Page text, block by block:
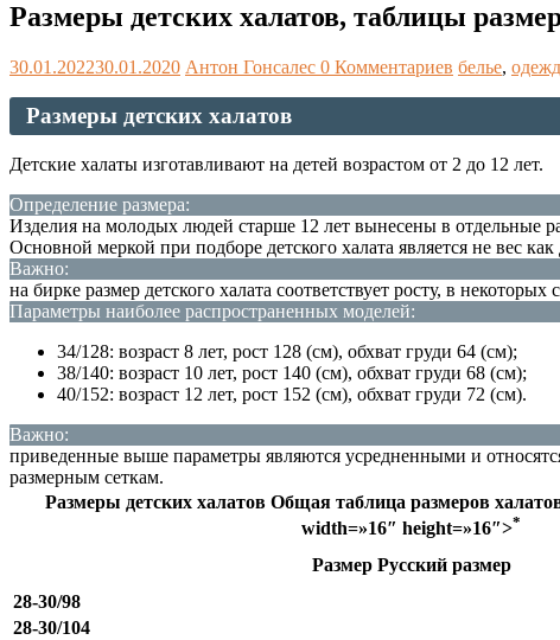
Размеры детских халатов, таблицы
30.01.202230.01.2020 Антон Гонсалес 0 Комментариев белье,
Размеры детских халатов
Детские халаты изготавливают на детей возрастом от 2 до 12 лет.
Определение размера:
Изделия на молодых людей старше 12 лет вынесены в отдельные
Основной меркой при подборе детского халата является не вес
Важно:
на бирке размер детского халата соответствует росту, в
Параметры наиболее распространенных моделей:
34/128: возраст 8 лет, рост 128 (см), обхват груди 64 (см);
38/140: возраст 10 лет, рост 140 (см), обхват груди 68 (см);
40/152: возраст 12 лет, рост 152 (см), обхват груди 72 (см).
Важно:
приведенные выше параметры являются усредненными и
размерным сеткам.
Размеры детских халатов Общая таблица размеров
width=»16″ height=»16″>*
Размер Русский размер
28-30/98
28-30/104